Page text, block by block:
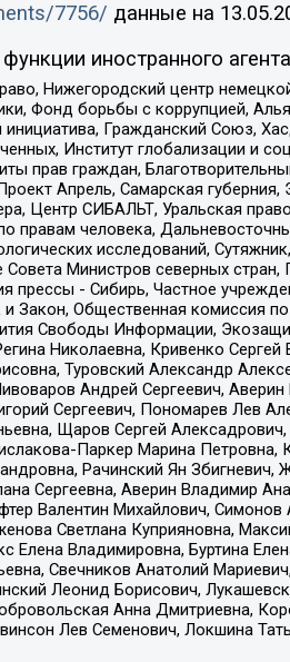
7756/ данные на
иностранного
Нижегородский центр
Фонд борьбы с коррупцией,
Гражданский Союз,
Институт глобализации и
прав граждан,
Апрель, Самарская
Центр СИБАЛЬТ, Уральская
правам человека,
исследований,
Совета Министров северных
прессы - Сибирь, Частное
Закон, Общественная комиссия
Свободы Информации,
Николаевна, Кривенко
Туровский Александр
Андрей Сергеевич,
Сергеевич, Пономарев Лев
Щаров Сергей
Паркер Марина
Рачинский Ян
Сергеевна, Аверин Владимир
Валентин Михайлович,
Светлана Куприяновна,
Елена Владимировна, Буртина
Свечников Анатолий
Леонид Борисович,
Анна Дмитриевна,
Лев Семенович, Локшина